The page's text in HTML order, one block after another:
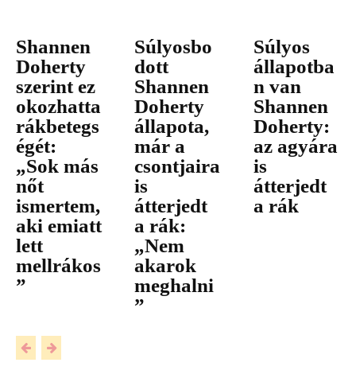
Shannen
Doherty
szerint ez
okozhatta
rákbetegs
égét:
„Sok más
nőt
ismertem,
aki emiatt
lett
mellrákos
”
Súlyosbo
dott
Shannen
Doherty
állapota,
már a
csontjaira
is
átterjedt
a rák:
„Nem
akarok
meghalni
”
Súlyos
állapotba
n van
Shannen
Doherty:
az agyára
is
átterjedt
a rák